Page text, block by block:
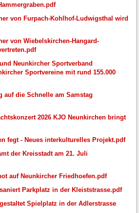
von Furpach-Kohlhof-Ludwigsthal wird
von Wiebelskirchen-Hangard-
Neunkircher Sportverband
Sportvereine mit rund 155.000
auf die Schnelle am Samstag
2026 KJO Neunkirchen bringt
fegt - Neues interkulturelles Projekt.pdf
der Kreisstadt am 21. Juli
auf Neunkircher Friedhoefen.pdf
Parkplatz in der Kleiststrasse.pdf
Spielplatz in der Adlerstrasse